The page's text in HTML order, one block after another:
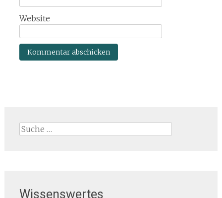
Website
Suche
Wissenswertes